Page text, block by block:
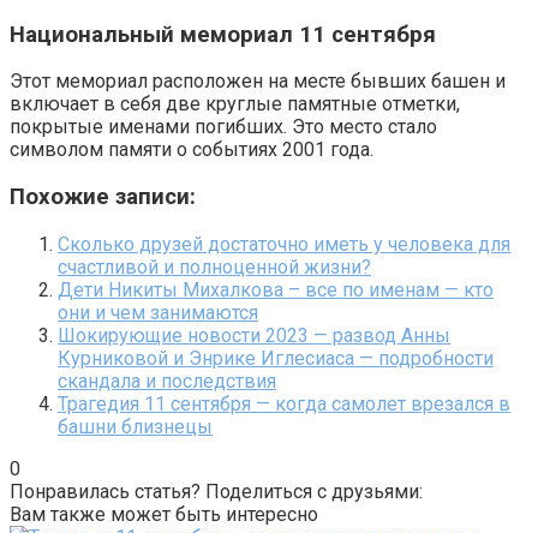
Национальный мемориал 11 сентября
Этот мемориал расположен на месте бывших башен и
включает в себя две круглые памятные отметки,
покрытые именами погибших. Это место стало
символом памяти о событиях 2001 года.
Похожие записи:
Сколько друзей достаточно иметь у человека для
счастливой и полноценной жизни?
Дети Никиты Михалкова – все по именам — кто
они и чем занимаются
Шокирующие новости 2023 — развод Анны
Курниковой и Энрике Иглесиаса — подробности
скандала и последствия
Трагедия 11 сентября — когда самолет врезался в
башни близнецы
0
Понравилась статья? Поделиться с друзьями:
Вам также может быть интересно